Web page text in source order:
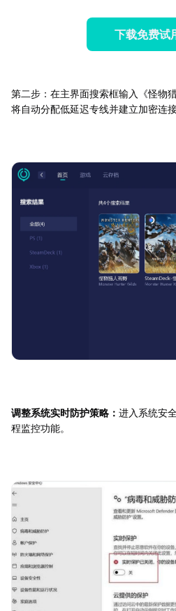
下载免费试
第二步：在主界面搜索框输入《怪物
将自动分配低延迟专线并建立加密连接
调整系统实时防护策略： 进入系统安
程监控功能。